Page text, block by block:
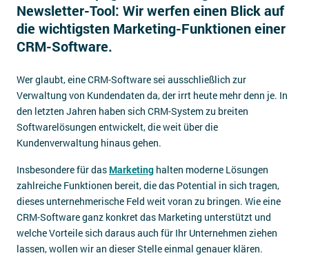
Kontakt
Newsletter-Tool: Wir werfen einen Blick auf
die wichtigsten Marketing-Funktionen einer
CRM-Software.
Wer glaubt, eine CRM-Software sei ausschließlich zur
Verwaltung von Kundendaten da, der irrt heute mehr denn je. In
den letzten Jahren haben sich CRM-System zu breiten
Softwarelösungen entwickelt, die weit über die
Kundenverwaltung hinaus gehen.
Insbesondere für das Marketing halten moderne Lösungen
zahlreiche Funktionen bereit, die das Potential in sich tragen,
dieses unternehmerische Feld weit voran zu bringen. Wie eine
CRM-Software ganz konkret das Marketing unterstützt und
welche Vorteile sich daraus auch für Ihr Unternehmen ziehen
lassen, wollen wir an dieser Stelle einmal genauer klären.